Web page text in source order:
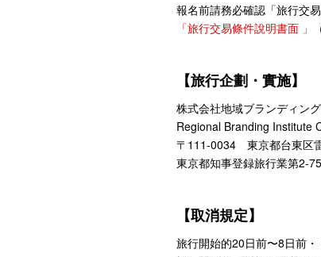
報名前請務必確認「旅行交
「旅行交易條件說明書面 」
【旅行企劃・實施】
株式会社地域ブランディン
Regional Branding Institute
〒111-0034 東京都台東区
東京都知事登録旅行業第2-
【取消規定】
旅行開始的20日前〜8日前